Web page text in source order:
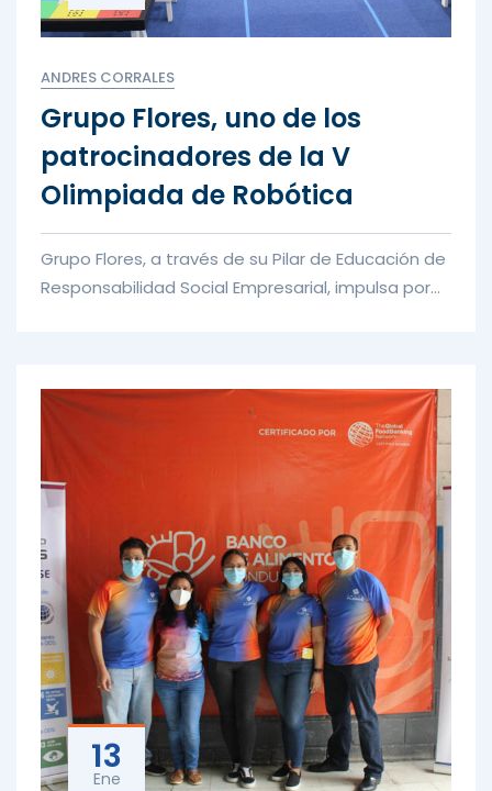
ANDRES CORRALES
Grupo Flores, uno de los
patrocinadores de la V
Olimpiada de Robótica
Grupo Flores, a través de su Pilar de Educación de
Responsabilidad Social Empresarial, impulsa por
13
Ene